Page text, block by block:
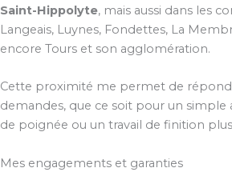
Saint-Hippolyte, mais aussi dans les
Langeais, Luynes, Fondettes, La
encore Tours et son agglomération.
Cette proximité me permet de
demandes, que ce soit pour un simple
de poignée ou un travail de finition
Mes engagements et garanties